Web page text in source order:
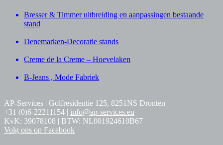
Bresser & Timmer uitbreiding en aanpassingen bestaande
stand
Denemarken-Decoratie stands
Creme de la Creme – Hoevelaken
B-Jeans , Mode Fabriek
AP-Services | Golfresidentie 125, 8251NS Dronten
+31 (0)6-22211154 | info@ap-services.eu
KvK: 39078108 | BTW: NL001924610B67
Volg ons op Facebook